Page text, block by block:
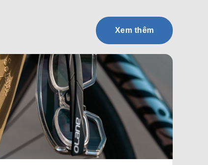
Xem thêm